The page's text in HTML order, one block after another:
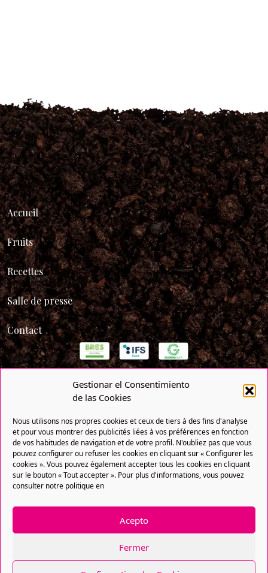
Gestionar el Consentimiento
de las Cookies
Nous utilisons nos propres cookies et ceux de tiers à des fins d'analyse
et pour vous montrer des publicités liées à vos préférences en fonction
de vos habitudes de navigation et de votre profil. N'oubliez pas que vous
pouvez configurer ou refuser les cookies en cliquant sur « Configurer les
cookies ». Vous pouvez également accepter tous les cookies en cliquant
sur le bouton « Tout accepter ». Pour plus d'informations, vous pouvez
consulter notre politique en
Acepto
Fermer
Accueil
Fruits
Recettes
Salle de presse
Contact
Politique de confidentialité
entreprise de Bollo Natural Fruit